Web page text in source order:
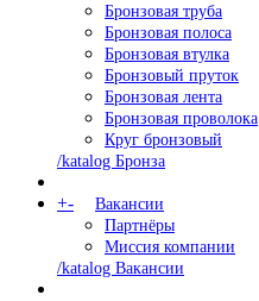
Бронзовая труба
Бронзовая полоса
Бронзовая втулка
Бронзовый пруток
Бронзовая лента
Бронзовая проволока
Круг бронзовый
/katalog Бронза
+-
Вакансии
Партнёры
Миссия компании
/katalog Вакансии